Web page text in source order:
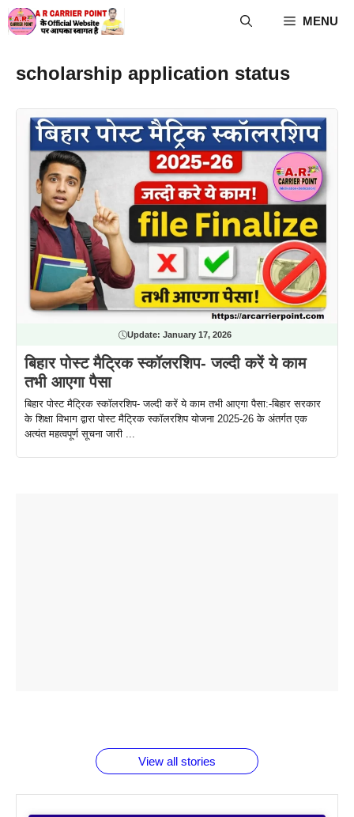
Skip
to
MENU
scholarship application status
Update: January 17, 2026
बिहार पोस्ट मैट्रिक स्कॉलरशिप- जल्दी करें ये काम
तभी आएगा पैसा
बिहार पोस्ट मैट्रिक स्कॉलरशिप- जल्दी करें ये काम तभी आएगा पैसा:-बिहार सरकार
के शिक्षा विभाग द्वारा पोस्ट मैट्रिक स्कॉलरशिप योजना 2025-26 के अंतर्गत एक
अत्यंत महत्वपूर्ण सूचना जारी ...
View all stories